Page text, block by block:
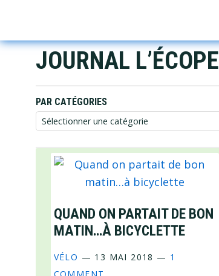
primary
navigation
main
content
footer
JOURNAL L’ÉCOPE
PAR CATÉGORIES
Par
QUAND ON PARTAIT DE BON
MATIN…À BICYCLETTE
VÉLO — 13 MAI 2018 — 1